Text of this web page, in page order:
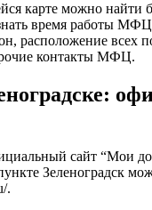
карте можно
время работы
расположение всех
контакты МФЦ.
сайт “Мои
Зеленоградск
.